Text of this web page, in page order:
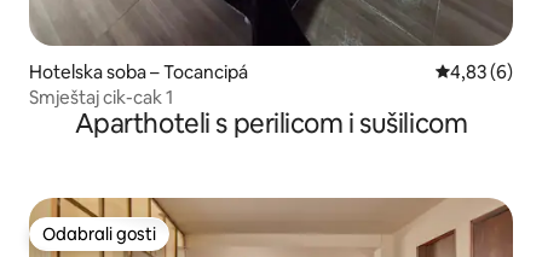
Hotelska soba – Tocancipá Prosječna
4,83 (6)
Smještaj cik-cak 1
Aparthoteli s perilicom i sušilicom
Odabrali gosti
Odabrali gosti